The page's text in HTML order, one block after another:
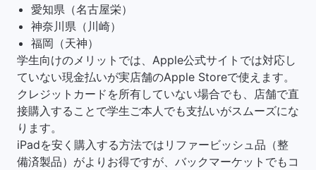
愛知県（名古屋栄）
神奈川県（川崎）
福岡（天神）
学生向けのメリットでは、Apple公式サイトでは対応し
ていない現金払いが実店舗のApple Storeで使えます。
クレジットカードを所有していない場合でも、店舗で直
接購入することで学生ご本人でも支払いがスムーズにな
ります。
iPadを安く購入する方法ではリファービッシュ品（整
備済製品）がよりお得ですが、バックマーケットでもコ